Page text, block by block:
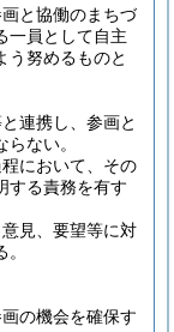
と協働のまちづ
一員として自主
う努めるものと
連携し、参画と
ない。
において、その
する責務を有す
見、要望等に対
の機会を確保す